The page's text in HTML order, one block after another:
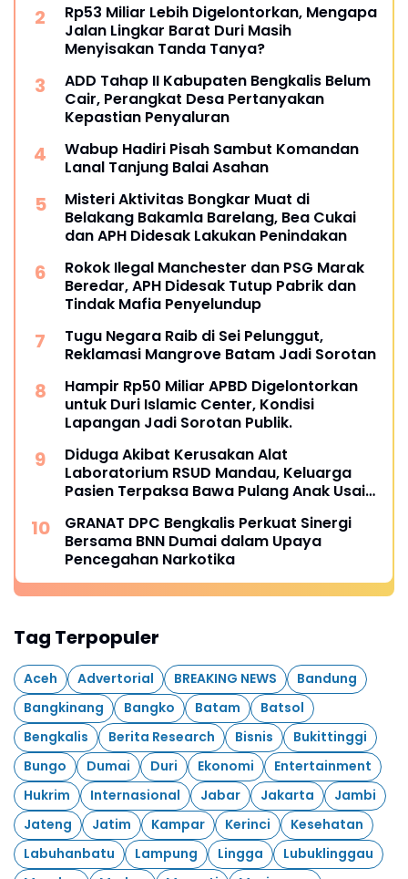
Rp53 Miliar Lebih Digelontorkan, Mengapa
Jalan Lingkar Barat Duri Masih
Menyisakan Tanda Tanya?
ADD Tahap II Kabupaten Bengkalis Belum
Cair, Perangkat Desa Pertanyakan
Kepastian Penyaluran
Wabup Hadiri Pisah Sambut Komandan
Lanal Tanjung Balai Asahan
Misteri Aktivitas Bongkar Muat di
Belakang Bakamla Barelang, Bea Cukai
dan APH Didesak Lakukan Penindakan
Rokok Ilegal Manchester dan PSG Marak
Beredar, APH Didesak Tutup Pabrik dan
Tindak Mafia Penyelundup
Tugu Negara Raib di Sei Pelunggut,
Reklamasi Mangrove Batam Jadi Sorotan
Hampir Rp50 Miliar APBD Digelontorkan
untuk Duri Islamic Center, Kondisi
Lapangan Jadi Sorotan Publik.
Diduga Akibat Kerusakan Alat
Laboratorium RSUD Mandau, Keluarga
Pasien Terpaksa Bawa Pulang Anak Usai
Membutuhkan Transfusi Darah
GRANAT DPC Bengkalis Perkuat Sinergi
Bersama BNN Dumai dalam Upaya
Pencegahan Narkotika
Tag Terpopuler
Aceh Advertorial BREAKING NEWS
Bandung
Bangkinang
Bangko Batam
Batsol
Bengkalis
Berita Research Bisnis
Bukittinggi
Bungo
Dumai Duri Ekonomi
Entertainment
Hukrim
Internasional Jabar Jakarta
Jambi
Jateng
Jatim Kampar Kerinci
Kesehatan
Labuhanbatu
Lampung Lingga
Lubuklinggau